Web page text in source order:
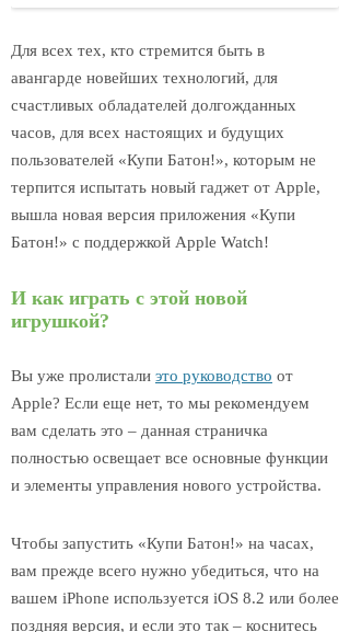
Для всех тех, кто стремится быть в
авангарде новейших технологий, для
счастливых обладателей долгожданных
часов, для всех настоящих и будущих
пользователей «Купи Батон!», которым не
терпится испытать новый гаджет от Apple,
вышла новая версия приложения «Купи
Батон!» с поддержкой Apple Watch!
И как играть с этой новой
игрушкой?
Вы уже пролистали это руководство от
Apple? Если еще нет, то мы рекомендуем
вам сделать это – данная страничка
полностью освещает все основные функции
и элементы управления нового устройства.
Чтобы запустить «Купи Батон!» на часах,
вам прежде всего нужно убедиться, что на
вашем iPhone используется iOS 8.2 или более
поздняя версия, и если это так – коснитесь